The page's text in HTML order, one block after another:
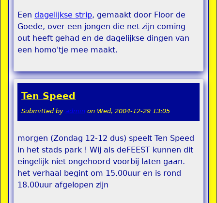
Een dagelijkse strip, gemaakt door Floor de
Goede, over een jongen die net zijn coming
out heeft gehad en de dagelijkse dingen van
een homo'tje mee maakt.
Ten Speed
Submitted by admin on Wed, 2004-12-29 13:05
morgen (Zondag 12-12 dus) speelt Ten Speed
in het stads park ! Wij als deFEEST kunnen dit
eingelijk niet ongehoord voorbij laten gaan.
het verhaal begint om 15.00uur en is rond
18.00uur afgelopen zijn